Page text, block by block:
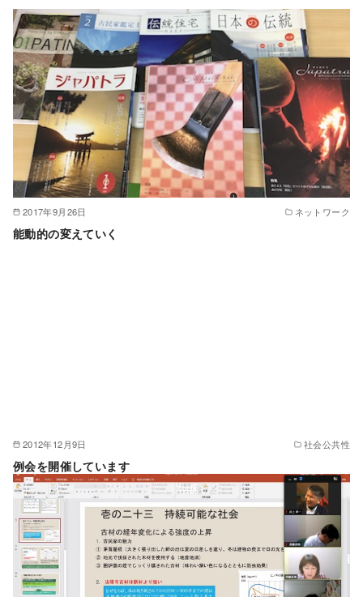
2017年9月26日 ネットワーク
能動的の変えていく
2012年12月9日 社会公共性
例会を開催しています